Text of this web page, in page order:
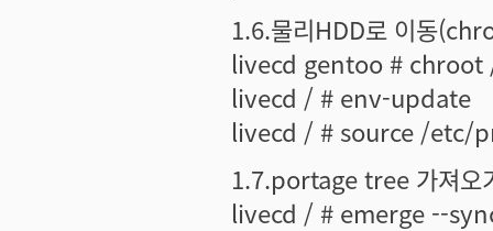
1.6.물리HDD로 이동
livecd gentoo #
livecd / # env-update
livecd / # source /etc/
1.7.portage tree 가져오
livecd / # emerge --